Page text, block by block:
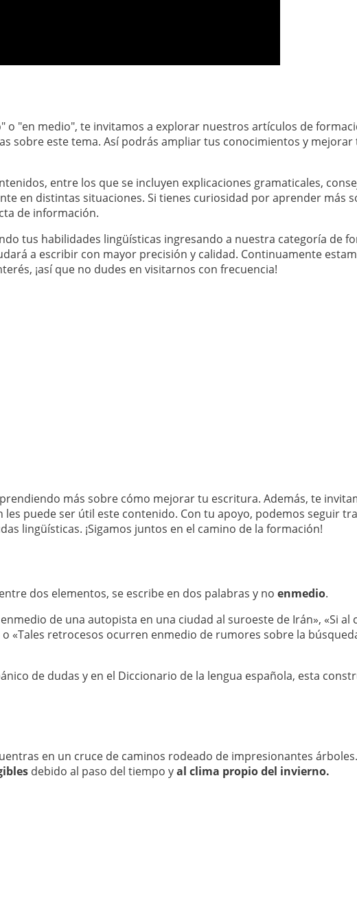
"en medio", te invitamos a explorar nuestros artículos de
sobre este tema. Así podrás ampliar tus conocimientos y mejorar
entre los que se incluyen explicaciones gramaticales,
en distintas situaciones. Si tienes curiosidad por aprender más
de información.
tus habilidades lingüísticas ingresando a nuestra categoría de
a escribir con mayor precisión y calidad. Continuamente
¡así que no dudes en visitarnos con frecuencia!
más sobre cómo mejorar tu escritura. Además, te
puede ser útil este contenido. Con tu apoyo, podemos seguir
lingüísticas. ¡Sigamos juntos en el camino de la formación!
dos elementos, se escribe en dos palabras y no enmedio.
de una autopista en una ciudad al suroeste de Irán», «Si al
«Tales retrocesos ocurren enmedio de rumores sobre la
de dudas y en el Diccionario de la lengua española, esta
en un cruce de caminos rodeado de impresionantes árboles.
debido al paso del tiempo yal clima propio del invierno.